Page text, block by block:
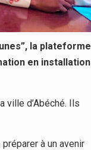
la plateforme
en installation
ville d’Abéché. Ils
à un avenir